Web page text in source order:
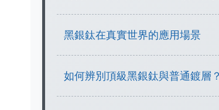
黑銀鈦在真實世界的應用場景
如何辨別頂級黑銀鈦與普通鍍層？